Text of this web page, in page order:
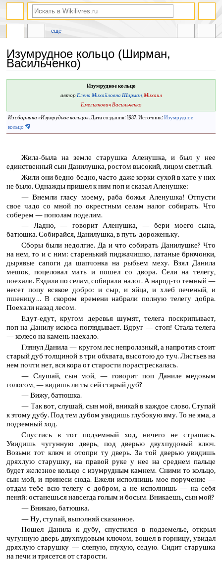
Изумрудное кольцо (Ширман,
Васильченко)
Изумрудное кольцо
авторЕлена Михайловна Ширман,Михаил
Емельянович Васильченко
Из сборника «Изумрудное кольцо». Дата создания: 1937. Источник: Изумрудное
кольцо
Жила-была на земле старушка Аленушка, и был у нее
единственный сын Данилушка, ростом высокий, лицом светлый.
Жили они бедно-бедно, часто даже корки сухой в хате у них
не было. Однажды пришел к ним поп и сказал Аленушке:
— Внемли гласу моему, раба божья Аленушка! Отпусти
свое чадо со мной по окрестным селам налог собирать. Что
соберем — пополам поделим.
— Ладно, — говорит Аленушка, — бери моего сына,
батюшка. Собирайся, Данилушка, в путь-дороженьку.
Сборы были недолгие. Да и что собирать Данилушке? Что
на нем, то и с ним: старенький пиджачишко, латаные брючонки,
дырявые сапоги да шапчонка на рыбьем меху. Взял Данила
мешок, поцеловал мать и пошел со двора. Сели на телегу,
поехали. Ездили по селам, собирали налог. А народ-то темный —
несет попу всякое добро: и сыр, и яйца, и хлеб печеный, и
пшеницу… В скором времени набрали полную телегу добра.
Поехали назад лесом.
Едут-едут, кругом деревья шумят, телега поскрипывает,
поп на Данилу искоса поглядывает. Вдруг — стоп! Стала телега
— колесо на камень наехало.
Глянул Данила — кругом лес непролазный, а напротив стоит
старый дуб толщиной в три обхвата, высотою до туч. Листьев на
нем почти нет, вся кора от старости порастрескалась.
— Слушай, сын мой, — говорит поп Даниле медовым
голосом, — видишь ли ты сей старый дуб?
— Вижу, батюшка.
— Так вот, слушай, сын мой, вникай в каждое слово. Ступай
к этому дубу. Под тем дубом увидишь глубокую яму. То не яма, а
подземный ход.
Спустись в тот подземный ход, ничего не страшась.
Увидишь чугунную дверь, под дверью двухпудовый ключ.
Возьми тот ключ и отопри ту дверь. За той дверью увидишь
дряхлую старушку, на правой руке у нее на среднем пальце
будет железное кольцо с изумрудным камнем. Сними то кольцо,
сын мой, и принеси сюда. Ежели исполнишь мое поручение —
отдам тебе всю телегу с добром, а не исполнишь — на себя
пеняй: останешься навсегда голым и босым. Вникаешь, сын мой?
— Вникаю, батюшка.
— Ну, ступай, выполняй сказанное.
Пошел Данила к дубу, спустился в подземелье, открыл
чугунную дверь двухпудовым ключом, вошел в горницу, увидал
дряхлую старушку — слепую, глухую, седую. Сидит старушка
на печи и трясется от старости.
ещё